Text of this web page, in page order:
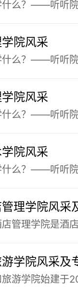
院风采
院风采
院风采
理学院风采
学院风采及